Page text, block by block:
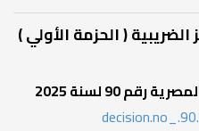
( الحزمة الأولي )
90 لسنة 2025